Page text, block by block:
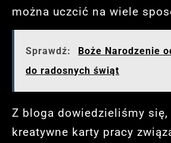
można uczcić na wiele
Sprawdź:
Boże Narodzenie
do radosnych świąt
Z bloga dowiedzieliśmy
kreatywne karty pracy